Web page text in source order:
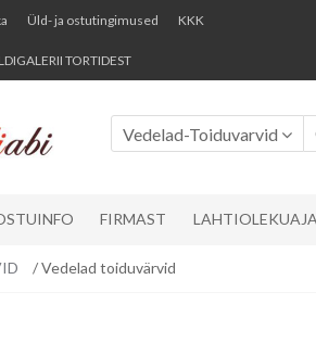
Üld- ja ostutingimused KKK
TORTIDEST
Vedelad-Toiduvarvid
FIRMAST
/ Vedelad toiduvärvid